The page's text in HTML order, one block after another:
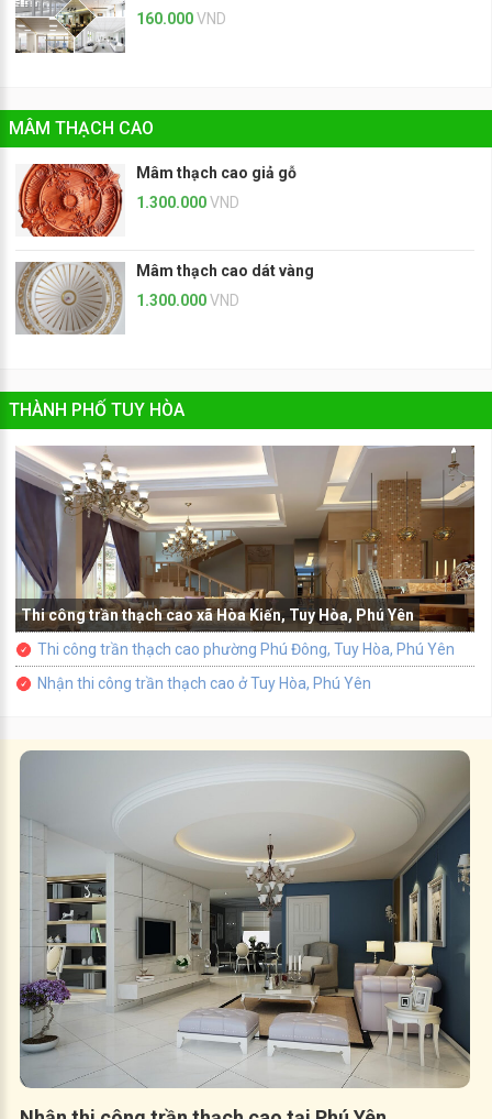
160.000VND
MÂM THẠCH CAO
Mâm thạch cao giả gỗ
1.300.000VND
Mâm thạch cao dát vàng
1.300.000VND
THÀNH PHỐ TUY HÒA
Thi công trần thạch cao xã Hòa Kiến, Tuy Hòa, Phú Yên
Thi công trần thạch cao phường Phú Đông, Tuy Hòa, Phú Yên
Nhận thi công trần thạch cao ở Tuy Hòa, Phú Yên